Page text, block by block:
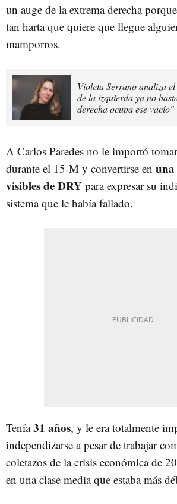
un auge de la extrema derecha
tan harta que quiere que llegue
mamporros.
Violeta Serrano analiza
de la izquierda ya no
derecha ocupa ese vacío"
A Carlos Paredes no le importó
durante el 15-M y convertirse en una
visibles de DRY para expresar su
sistema que le había fallado.
Tenía31 años, y le era totalmente
independizarse a pesar de trabajar
coletazos de la crisis económica de
en una clase media que estaba más